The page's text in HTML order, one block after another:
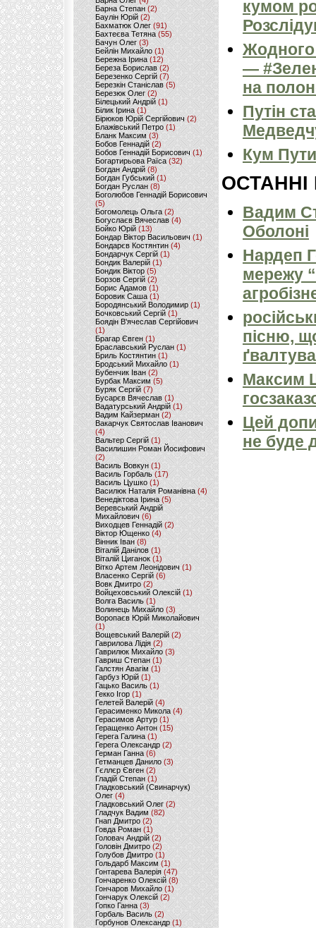
Барна Степан (2)
Баулін Юрій (2)
Бахматюк Олег (91)
Бахтеєва Тетяна(55)
Бачун Олег (3)
Бейлін Михайло (1)
Бережна Ірина(12)
Береза Борислав(2)
Березенко Сергій (7)
Березкін Станіслав (5)
Березюк Олег(2)
Білецький Андрій (1)
Білик Ірина (1)
Бірюков Юрій Сергійович (2)
Блажівський Петро (1)
Бланк Максим(3)
Бобов Геннадій (2)
Бобов Геннадій Борисович (1)
Богартирьова Раїса (32)
Богдан Андрій(8)
Богдан Губський (1)
Богдан Руслан(8)
Боголюбов Геннадій Борисович
(5)
Богомолець Ольга (2)
Богуслаєв Вячеслав (4)
Бойко Юрій (13)
Бондар Віктор Васильович (1)
Бондарєв Костянтин (4)
Бондарчук Сергій(1)
Бондик Валерій (1)
Бондик Віктор(5)
Борзов Сергiй (2)
Борис Адамов(1)
Боровик Саша (1)
Бородянський Володимир (1)
Бочковський Сергій (1)
Боядін В'ячеслав Сергійович
(1)
Брагар Євген (1)
Браславський Руслан (1)
Бриль Костянтин (1)
Бродський Михайло (1)
Бубенчик Іван(2)
Бурбак Максим (5)
Буряк Сергій (7)
Бусарєв Вячеслав (1)
Вадатурський Андрій (1)
Вадим Кайзерман (2)
Вакарчук Святослав Іванович
(4)
Вальтер Сергій (1)
Василишин Роман Йосифович
(2)
Василь Вовкун (1)
Василь Горбаль (17)
Василь Цушко (1)
Василюк Наталія Романівна (4)
Венедіктова Ірина(5)
Веревський Андрій
Михайлович (6)
Виходцев Геннадій (2)
Віктор Ющенко (4)
Вінник Іван (8)
Віталій Данілов (1)
Віталій Циганок (1)
Вітко Артем Леонідович(1)
Власенко Сергій (6)
Вовк Дмитро(2)
Войцеховський Олексій(1)
Волга Василь (1)
Волинець Михайло (3)
Воропаєв Юрій Миколайович
(1)
Вощевський Валерій(2)
Гаврилова Лідія (2)
Гаврилюк Михайло (3)
Гавриш Степан (1)
Галстян Авагім (1)
Гарбуз Юрій (1)
Гацько Василь (1)
Гекко Ігор(1)
Гелетей Валерій (4)
Герасименко Микола (4)
Герасимов Артур (1)
Геращенко Антон(15)
Герега Галина (1)
Герега Олександр (2)
Герман Ганна (6)
Гетманцев Данило (3)
Гєллєр Євген (2)
Гладій Степан(1)
Гладковський (Свинарчук)
Олег (4)
Гладковський Олег (2)
Гладчук Вадим (82)
Гнап Дмитро (2)
Говда Роман(1)
Головач Андрій (2)
Головін Дмитро (2)
Голубов Дмитро (1)
Гольдарб Максим(1)
Гонтарева Валерія (47)
Гончаренко Олексій(8)
Гончаров Михайло (1)
Гончарук Олексій (2)
Гопко Ганна (3)
Горбаль Василь (2)
Горбунов Олександр (1)
кумом
Жодного
—
на
Путін
Кум
ОСТАННІ
Вадим
Оболоні
Нардеп
мережу
пісню,
Максим
Цей
не буде